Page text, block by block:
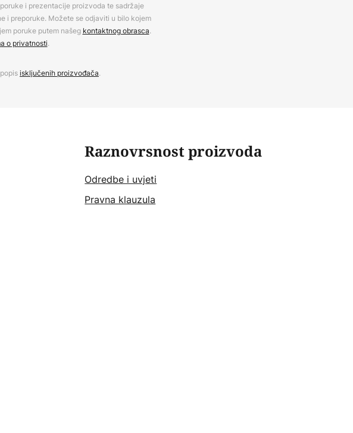
i prezentacije proizvoda te sadržaje
i preporuke. Možete se odjaviti u bilo kojem
poruke putem našeg kontaktnog obrasca.
o privatnosti.
isključenih proizvođača.
Raznovrsnost proizvoda
Odredbe i uvjeti
Pravna klauzula